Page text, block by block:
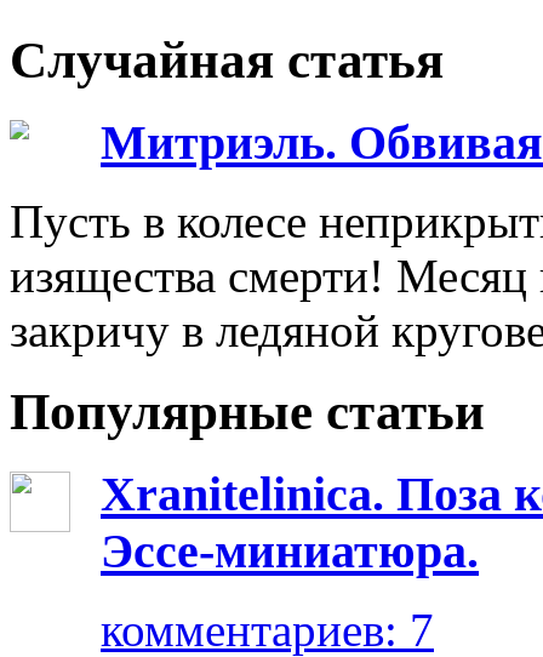
Случайная статья
Митриэль.
Пусть в колесе
изящества смерти!
закричу в ледяной
Популярные статьи
Xranitelinica. Поза
Эссе-миниатюра.
комментариев: 7